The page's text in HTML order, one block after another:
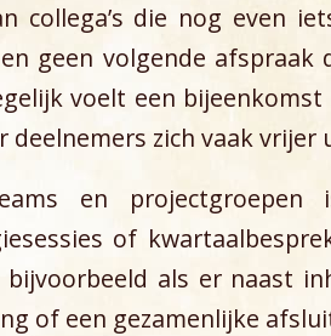
collega’s die nog even
geen volgende afspraak
voelt een
zich vaak vrijer
en
of
als er naast
of een gezamenlijke